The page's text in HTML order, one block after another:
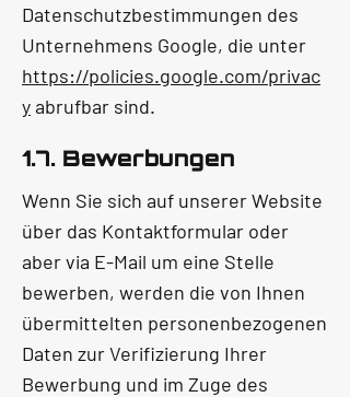
1.7. Bewerbungen
Wenn Sie sich auf unserer Website
über das Kontaktformular oder
aber via E-Mail um eine Stelle
bewerben, werden die von Ihnen
übermittelten personenbezogenen
Daten zur Verifizierung Ihrer
Bewerbung und im Zuge des
Datenschutzbestimmungen des
Unternehmens Google, die unter
https://policies.google.com/privac
yabrufbar sind.